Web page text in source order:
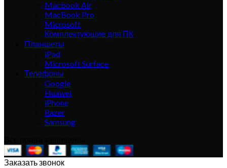
Macbook Air
MacBook Pro
Microsoft
Комплектующие для ПК
Планшеты
iPad
Microsoft Surface
Телефоны
Google
Huawei
iPhone
Razer
Samsung
Заказать звонок